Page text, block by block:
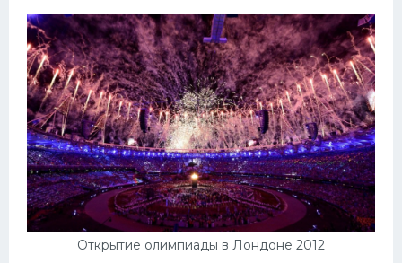
Открытие олимпиады в Лондоне 2012